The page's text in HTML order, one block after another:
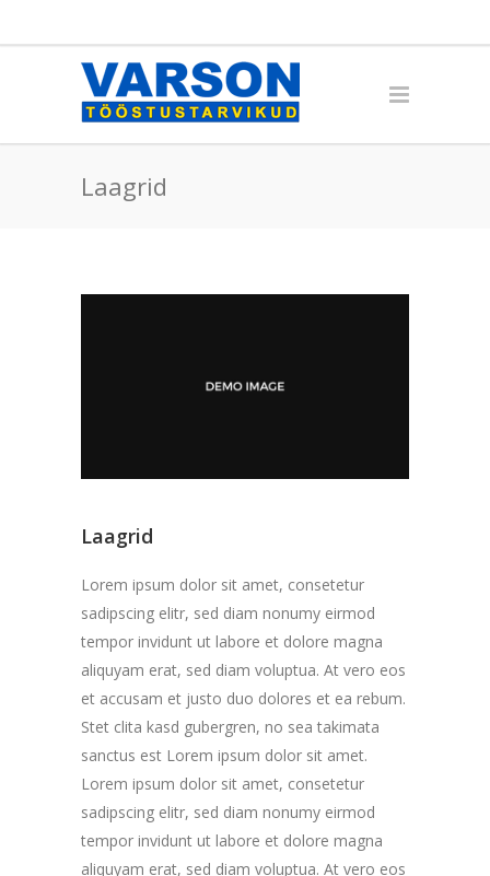
Laagrid
Laagrid
Lorem ipsum dolor sit amet, consetetur
sadipscing elitr, sed diam nonumy eirmod
tempor invidunt ut labore et dolore magna
aliquyam erat, sed diam voluptua. At vero eos
et accusam et justo duo dolores et ea rebum.
Stet clita kasd gubergren, no sea takimata
sanctus est Lorem ipsum dolor sit amet.
Lorem ipsum dolor sit amet, consetetur
sadipscing elitr, sed diam nonumy eirmod
tempor invidunt ut labore et dolore magna
aliquyam erat, sed diam voluptua. At vero eos